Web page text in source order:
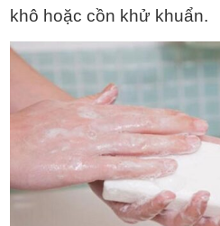
khô hoặc cồn khử khuẩn.